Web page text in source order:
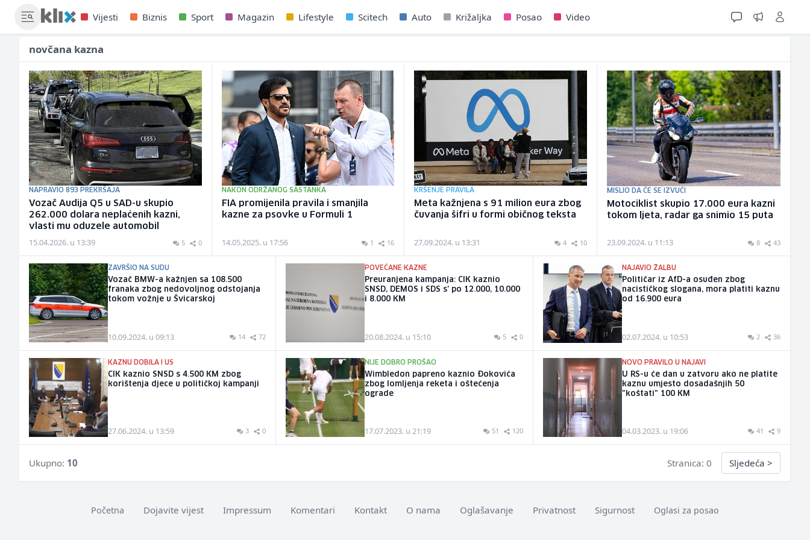
Vijesti Biznis Sport Magazin Lifestyle Scitech Auto Križaljka Posao Video
novčana kazna
NAPRAVIO 893 PREKRŠAJA
Vozač Audija Q5 u SAD-u skupio
262.000 dolara neplaćenih kazni,
vlasti mu oduzele automobil
15.04.2026. u 13:39 5 0
NAKON ODRŽANOG SASTANKA
FIA promijenila pravila i smanjila
kazne za psovke u Formuli 1
14.05.2025. u 17:56 1 16
KRŠENJE PRAVILA
Meta kažnjena s 91 milion eura zbog
čuvanja šifri u formi običnog teksta
27.09.2024. u 13:31 4 10
MISLIO DA ĆE SE IZVUĆI
Motociklist skupio 17.000 eura kazni
tokom ljeta, radar ga snimio 15 puta
23.09.2024. u 11:13 8 43
ZAVRŠIO NA SUDU
Vozač BMW-a kažnjen sa 108.500
franaka zbog nedovoljnog odstojanja
tokom vožnje u Švicarskoj
10.09.2024. u 09:13 14 72
POVEĆANE KAZNE
Preuranjena kampanja: CIK kaznio
SNSD, DEMOS i SDS s' po 12.000, 10.000
i 8.000 KM
20.08.2024. u 15:10 5 0
NAJAVIO ŽALBU
Političar iz AfD-a osuđen zbog
nacističkog slogana, mora platiti kaznu
od 16.900 eura
02.07.2024. u 10:53 2 36
KAZNU DOBILA I US
CIK kaznio SNSD s 4.500 KM zbog
korištenja djece u političkoj kampanji
27.06.2024. u 13:59 3 0
NIJE DOBRO PROŠAO
Wimbledon papreno kaznio Đokovića
zbog lomljenja reketa i oštećenja
ograde
17.07.2023. u 21:19 51 120
NOVO PRAVILO U NAJAVI
U RS-u će dan u zatvoru ako ne platite
kaznu umjesto dosadašnjih 50
"koštati" 100 KM
04.03.2023. u 19:06 41 9
Ukupno: 10 Stranica: 0 Sljedeća >
Početna Dojavite vijest Impressum Komentari Kontakt O nama Oglašavanje Privatnost Sigurnost Oglasi za posao